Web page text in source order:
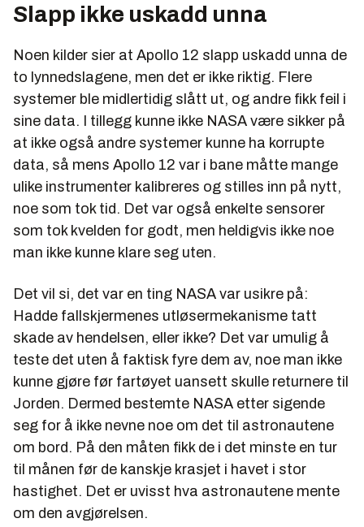
Slapp ikke uskadd unna
Noen kilder sier at Apollo 12 slapp uskadd unna de
to lynnedslagene, men det er ikke riktig. Flere
systemer ble midlertidig slått ut, og andre fikk feil i
sine data. I tillegg kunne ikke NASA være sikker på
at ikke også andre systemer kunne ha korrupte
data, så mens Apollo 12 var i bane måtte mange
ulike instrumenter kalibreres og stilles inn på nytt,
noe som tok tid. Det var også enkelte sensorer
som tok kvelden for godt, men heldigvis ikke noe
man ikke kunne klare seg uten.
Det vil si, det var en ting NASA var usikre på:
Hadde fallskjermenes utløsermekanisme tatt
skade av hendelsen, eller ikke? Det var umulig å
teste det uten å faktisk fyre dem av, noe man ikke
kunne gjøre før fartøyet uansett skulle returnere til
Jorden. Dermed bestemte NASA etter sigende
seg for å ikke nevne noe om det til astronautene
om bord. På den måten fikk de i det minste en tur
til månen før de kanskje krasjet i havet i stor
hastighet. Det er uvisst hva astronautene mente
om den avgjørelsen.